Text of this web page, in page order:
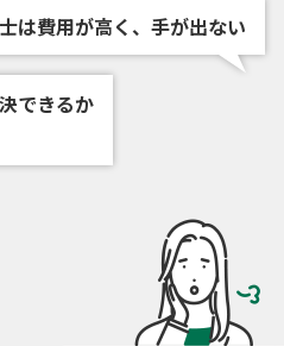
は費用が高く、手が出ない
できるか